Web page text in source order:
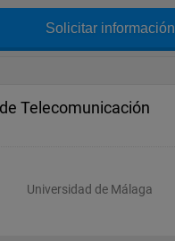
Solicitar información
Telecomunicación
Universidad de Málaga